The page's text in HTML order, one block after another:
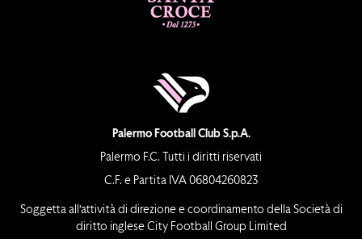
Palermo Football Club S.p.A.
Palermo F.C. Tutti i diritti riservati
C.F. e Partita IVA 06804260823
Soggetta all’attività di direzione e coordinamento della Società di
diritto inglese City Football Group Limited